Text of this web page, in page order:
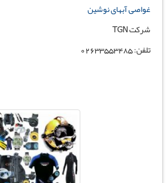
غواصی آبهای نوشین
شرکت TGN
تلفن: 02633553485